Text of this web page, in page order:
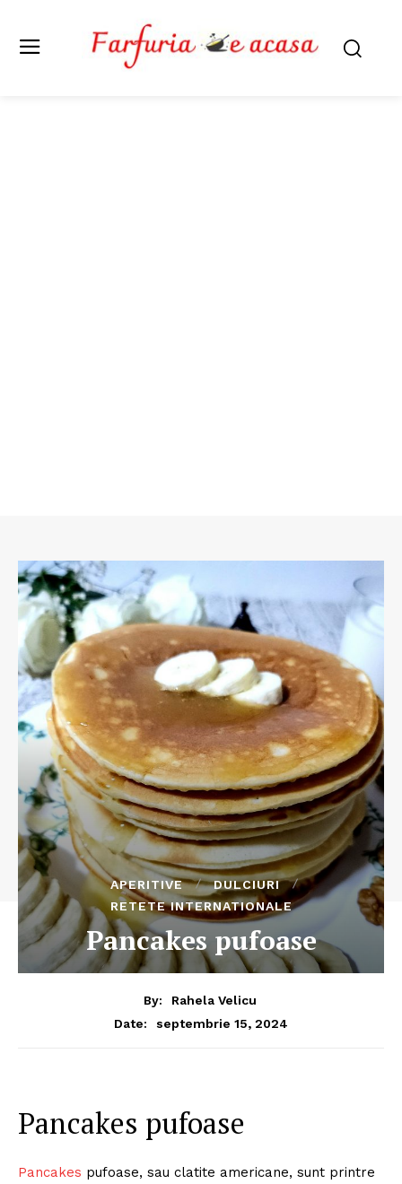
APERITIVE
DULCIURI
RETETE INTERNATIONALE
Pancakes pufoase
By:
Rahela Velicu
Date:
septembrie 15, 2024
Pancakes pufoase
Pancakes pufoase, sau clatite americane, sunt printre